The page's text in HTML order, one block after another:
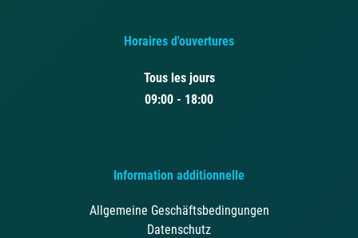
Horaires d'ouvertures
Tous les jours
09:00 - 18:00
Information additionnelle
Allgemeine Geschäftsbedingungen
Datenschutz